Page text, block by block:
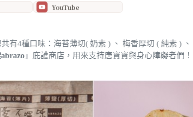
YouTube
有4種口味： 海苔薄切( 奶素 ) 、 梅香厚切 ( 純素 ) 、
」庇護商店，用來支持唐寶寶與身心障礙者們！